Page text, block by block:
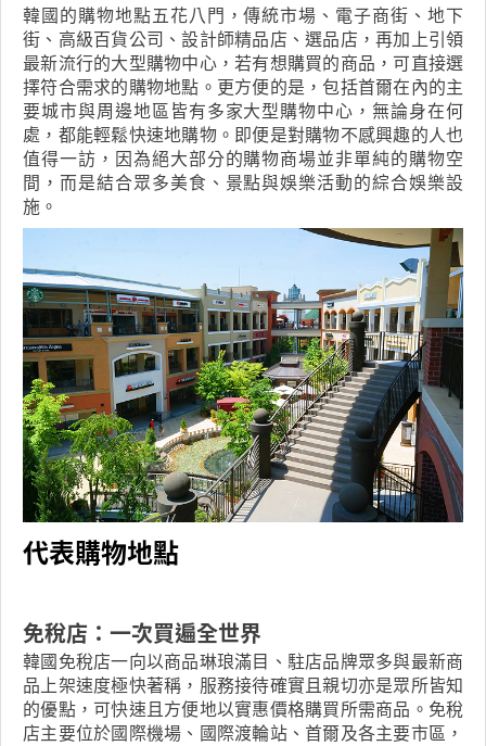
韓國的購物地點五花八門，傳統市場、電子商街、地下
街、高級百貨公司、設計師精品店、選品店，再加上引領
最新流行的大型購物中心，若有想購買的商品，可直接選
擇符合需求的購物地點。更方便的是，包括首爾在內的主
要城市與周邊地區皆有多家大型購物中心，無論身在何
處，都能輕鬆快速地購物。即便是對購物不感興趣的人也
值得一訪，因為絕大部分的購物商場並非單純的購物空
間，而是結合眾多美食、景點與娛樂活動的綜合娛樂設
施。
代表購物地點
免稅店：一次買遍全世界
韓國免稅店一向以商品琳琅滿目、駐店品牌眾多與最新商
品上架速度極快著稱，服務接待確實且親切亦是眾所皆知
的優點，可快速且方便地以實惠價格購買所需商品。免稅
店主要位於國際機場、國際渡輪站、首爾及各主要市區，